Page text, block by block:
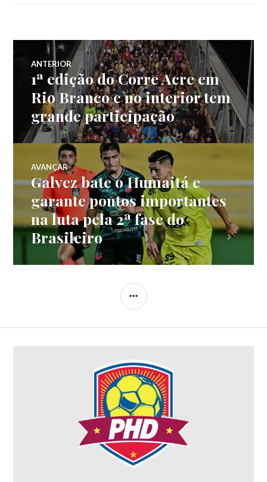
ANTERIOR
1ª edição do Corre Acre em
Rio Branco e no interior tem
grande participação
AVANÇAR
Galvez bate o Humaitá e
garante pontos importantes
na luta pela 2ª fase do
Brasileiro